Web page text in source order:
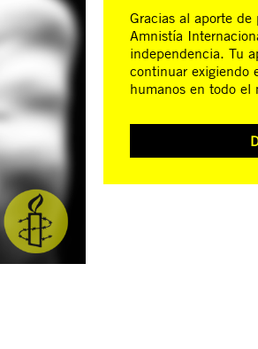
Gracias al aporte de
Amnistía
independencia. Tu
continuar exigiendo
humanos en todo el